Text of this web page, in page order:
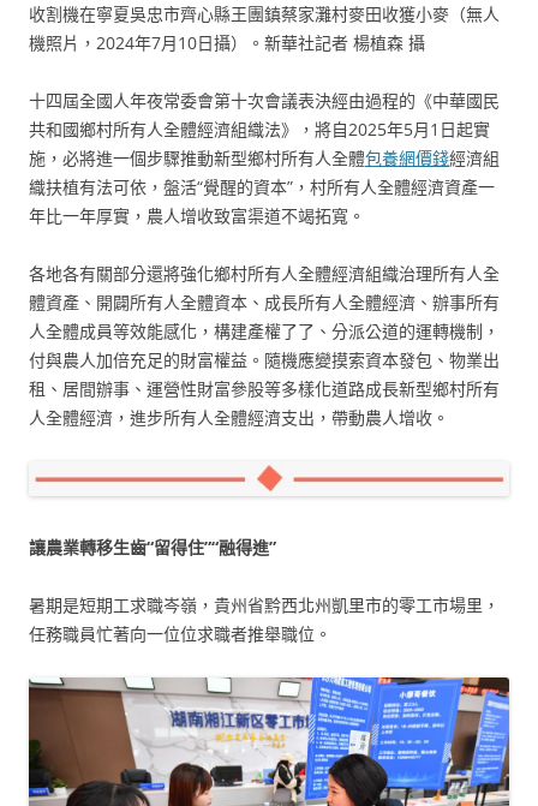
收割機在寧夏吳忠市齊心縣王團鎮蔡家灘村麥田收獲小麥（無人
機照片，2024年7月10日攝）。新華社記者 楊植森 攝
十四屆全國人年夜常委會第十次會議表決經由過程的《中華國民
共和國鄉村所有人全體經濟組織法》，將自2025年5月1日起實
施，必將進一個步驟推動新型鄉村所有人全體包養網價錢經濟組
織扶植有法可依，盤活“覺醒的資本”，村所有人全體經濟資產一
年比一年厚實，農人增收致富渠道不竭拓寬。
各地各有關部分還將強化鄉村所有人全體經濟組織治理所有人全
體資產、開闢所有人全體資本、成長所有人全體經濟、辦事所有
人全體成員等效能感化，構建產權了了、分派公道的運轉機制，
付與農人加倍充足的財富權益。隨機應變摸索資本發包、物業出
租、居間辦事、運營性財富參股等多樣化道路成長新型鄉村所有
人全體經濟，進步所有人全體經濟支出，帶動農人增收。
讓農業轉移生齒“留得住”“融得進”
暑期是短期工求職岑嶺，貴州省黔西北州凱里市的零工市場里，
任務職員忙著向一位位求職者推舉職位。